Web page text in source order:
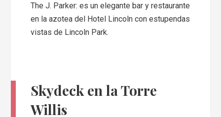
The J. Parker: es un elegante bar y restaurante
en la azotea del Hotel Lincoln con estupendas
vistas de Lincoln Park.
Skydeck en la Torre
Willis